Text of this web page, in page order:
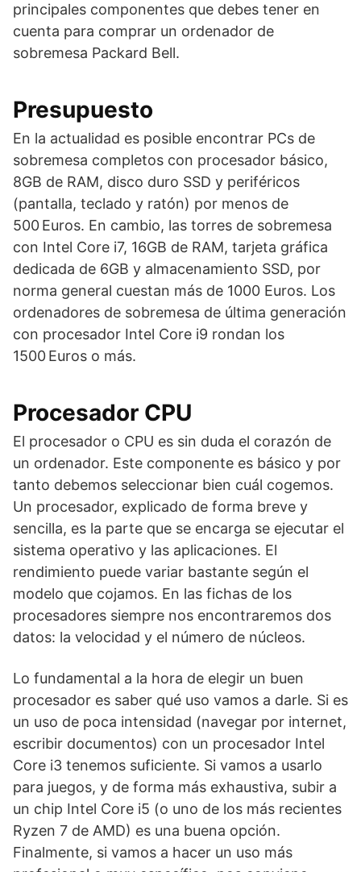
principales componentes que debes tener en
cuenta para comprar un ordenador de
sobremesa Packard Bell.
Presupuesto
En la actualidad es posible encontrar PCs de
sobremesa completos con procesador básico,
8GB de RAM, disco duro SSD y periféricos
(pantalla, teclado y ratón) por menos de
500 Euros. En cambio, las torres de sobremesa
con Intel Core i7, 16GB de RAM, tarjeta gráfica
dedicada de 6GB y almacenamiento SSD, por
norma general cuestan más de 1000 Euros. Los
ordenadores de sobremesa de última generación
con procesador Intel Core i9 rondan los
1500 Euros o más.
Procesador CPU
El procesador o CPU es sin duda el corazón de
un ordenador. Este componente es básico y por
tanto debemos seleccionar bien cuál cogemos.
Un procesador, explicado de forma breve y
sencilla, es la parte que se encarga se ejecutar el
sistema operativo y las aplicaciones. El
rendimiento puede variar bastante según el
modelo que cojamos. En las fichas de los
procesadores siempre nos encontraremos dos
datos: la velocidad y el número de núcleos.
Lo fundamental a la hora de elegir un buen
procesador es saber qué uso vamos a darle. Si es
un uso de poca intensidad (navegar por internet,
escribir documentos) con un procesador Intel
Core i3 tenemos suficiente. Si vamos a usarlo
para juegos, y de forma más exhaustiva, subir a
un chip Intel Core i5 (o uno de los más recientes
Ryzen 7 de AMD) es una buena opción.
Finalmente, si vamos a hacer un uso más